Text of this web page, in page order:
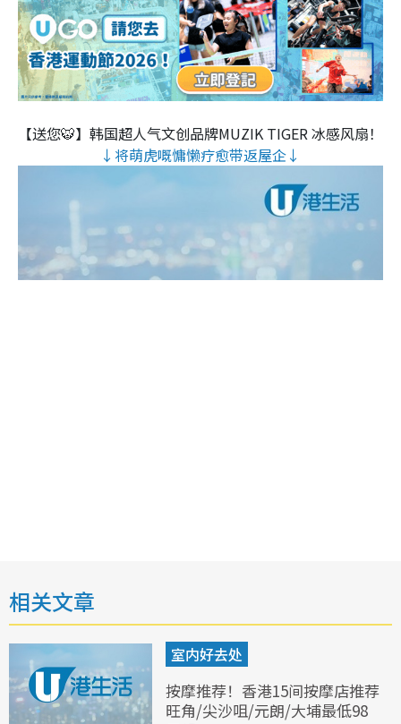
【送您🐯】韩国超人气文创品牌MUZIK TIGER 冰感风扇！
↓将萌虎嘅慵懒疗愈带返屋企↓
相关文章
室内好去处
按摩推荐！香港15间按摩店推荐
旺角/尖沙咀/元朗/大埔最低98